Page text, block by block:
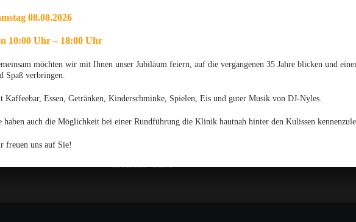
Chirurgie der Kleintiere
08.08.2026
10:00 Uhr – 18:00 Uhr
möchten wir mit Ihnen unser Jubiläum feiern, auf die vergangenen 35 Jahre blicken und
Spaß verbringen.
Kaffeebar, Essen, Getränken, Kinderschminke, Spielen, Eis und guter Musik von DJ-Nyles.
haben auch die Möglichkeit bei einer Rundführung die Klinik hautnah hinter den Kulissen
freuen uns auf Sie!